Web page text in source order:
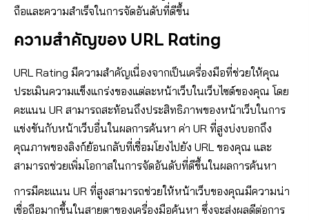
ถือและความสำเร็จในการจัดอันดับที่ดีขึ้น
ความสำคัญของ URL Rating
URL Rating มีความสำคัญเนื่องจากเป็นเครื่องมือที่ช่วยให้คุณ
ประเมินความแข็งแกร่งของแต่ละหน้าเว็บในเว็บไซต์ของคุณ โดย
คะแนน UR สามารถสะท้อนถึงประสิทธิภาพของหน้าเว็บในการ
แข่งขันกับหน้าเว็บอื่นในผลการค้นหา ค่า UR ที่สูงบ่งบอกถึง
คุณภาพของลิงก์ย้อนกลับที่เชื่อมโยงไปยัง URL ของคุณ และ
สามารถช่วยเพิ่มโอกาสในการจัดอันดับที่ดีขึ้นในผลการค้นหา
การมีคะแนน UR ที่สูงสามารถช่วยให้หน้าเว็บของคุณมีความน่า
เชื่อถือมากขึ้นในสายตาของเครื่องมือค้นหา ซึ่งจะส่งผลดีต่อการ